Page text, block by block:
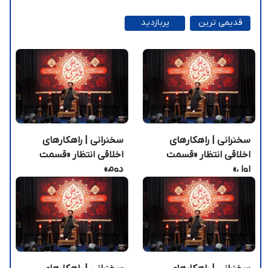
پربازدید
قدیمی ترین
سخنرانی | راهکارهای
اخلاقی انتظار «قسمت
اول»
سخنرانی | راهکارهای
اخلاقی انتظار «قسمت
دوم»